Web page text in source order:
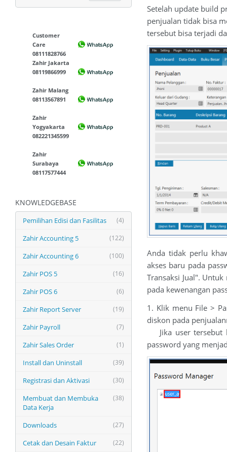
Customer
Care
08111828766
Zahir Jakarta
08119866999
Zahir Malang
08113567891
Zahir
Yogyakarta
082221345599
Zahir
Surabaya
08117577444
KNOWLEDGEBASE
(4)
Pemilihan Edisi dan Fasilitas
(122)
Zahir Accounting 5
(100)
Zahir Accounting 6
(16)
Zahir POS 5
(6)
Zahir POS 6
(19)
Zahir Report Server
(7)
Zahir Payroll
(1)
Zahir Sales Order
(39)
Install dan Uninstall
(30)
Registrasi dan Aktivasi
(38)
Membuat dan Membuka
Data Kerja
(27)
Downloads
(22)
Cetak dan Desain Faktur
Setelah update build
penjualan tidak bisa
tersebut bisa terjadi
Anda tidak perlu
akses baru pada
Transaksi Jual".
pada kewenangan
1. Klik menu File >
diskon pada
Jika user tersebut
password yang